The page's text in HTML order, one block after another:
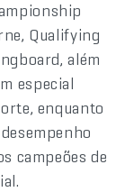
Qualifying
além
especial
enquanto
campeões de